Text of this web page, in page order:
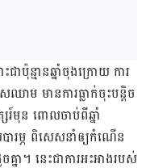
ា​ប៉ុន្មាន​ឆ្នាំ​ចុង​ក្រោយ ការ​
ាម មាន​ការ​ធ្លាក់​ចុះ​បន្តិច​
មុន ពោល​ចាប់​ពី​ឆ្នាំ
រម្ភ ពិសេស​នាំ​ឲ្យ​កំណើន​
នា។ នេះ​ជាការ​អះអាង​របស់​